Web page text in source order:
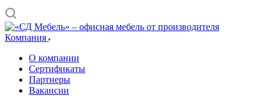
Компания
О компании
Сертификаты
Партнеры
Вакансии